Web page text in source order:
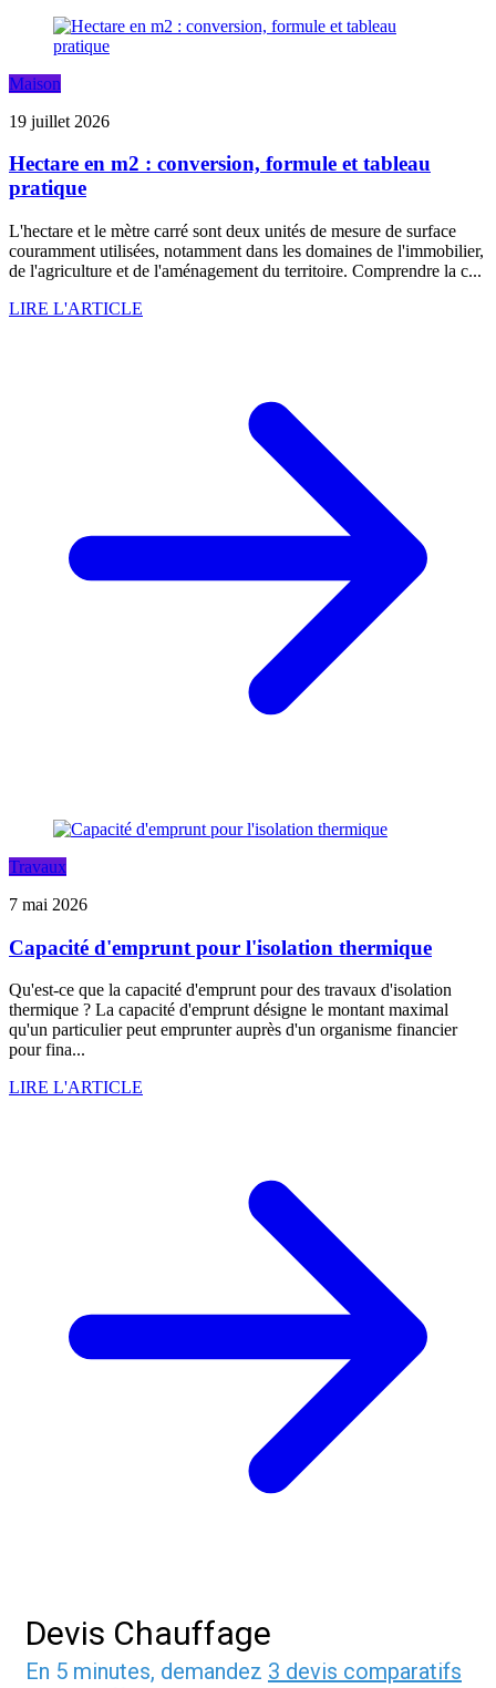
Maison
19 juillet 2026
Hectare en m2 : conversion, formule et tableau
pratique
L'hectare et le mètre carré sont deux unités de mesure de surface
couramment utilisées, notamment dans les domaines de l'immobilier,
de l'agriculture et de l'aménagement du territoire. Comprendre la c...
LIRE L'ARTICLE
Travaux
7 mai 2026
Capacité d'emprunt pour l'isolation thermique
Qu'est-ce que la capacité d'emprunt pour des travaux d'isolation
thermique ? La capacité d'emprunt désigne le montant maximal
qu'un particulier peut emprunter auprès d'un organisme financier
pour fina...
LIRE L'ARTICLE
Devis Chauffage
En 5 minutes, demandez 3 devis comparatifs